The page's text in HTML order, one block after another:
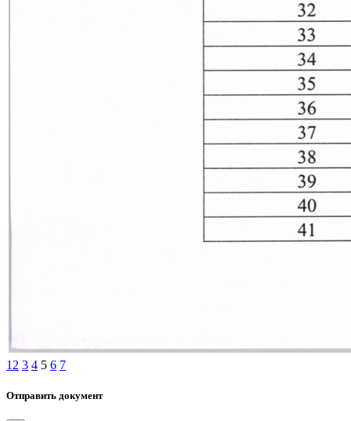
1 2 3 4 5 6 7
Отправить документ